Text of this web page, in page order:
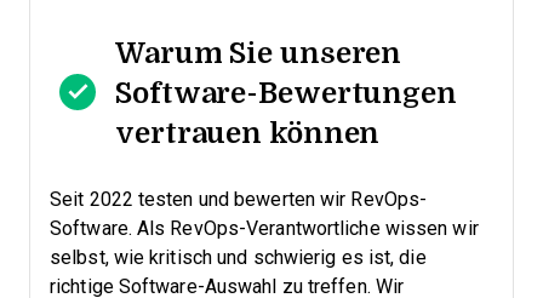
Warum Sie unseren
Software-Bewertungen
vertrauen können
Seit 2022 testen und bewerten wir RevOps-
Software. Als RevOps-Verantwortliche wissen wir
selbst, wie kritisch und schwierig es ist, die
richtige Software-Auswahl zu treffen. Wir